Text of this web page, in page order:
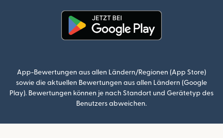
App-Bewertungen aus allen Ländern/Regionen (App Store)
sowie die aktuellen Bewertungen aus allen Ländern (Google
Play). Bewertungen können je nach Standort und Gerätetyp des
Benutzers abweichen.